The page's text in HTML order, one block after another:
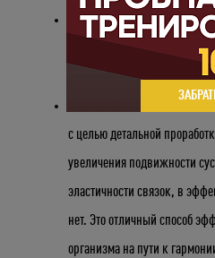
Суббота– это не только
послабления после
возможность стать лучше и
– это не только
с целью детальной
увеличения подвижности
эластичности связок, в
нет. Это отличный способ
организма на пути к